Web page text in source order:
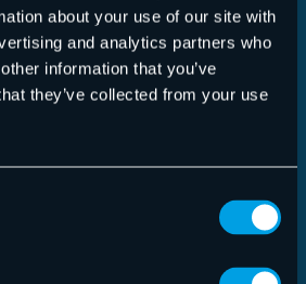
about your use of our site with
and analytics partners who
information that you’ve
they’ve collected from your use
essere stati nominati Top
di quest’anno di Secure
2025 di Radicati
nell’innovazione e
one e basata